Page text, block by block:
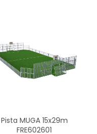
Pista MUGA 15x29m
FRE602601